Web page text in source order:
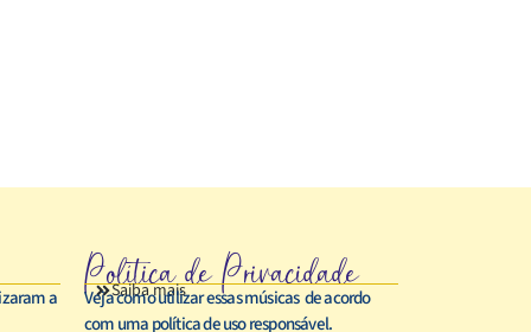
a
Política de Privacidade
Saiba mais
Veja como utilizar essas músicas de acordo
com uma política de uso responsável.